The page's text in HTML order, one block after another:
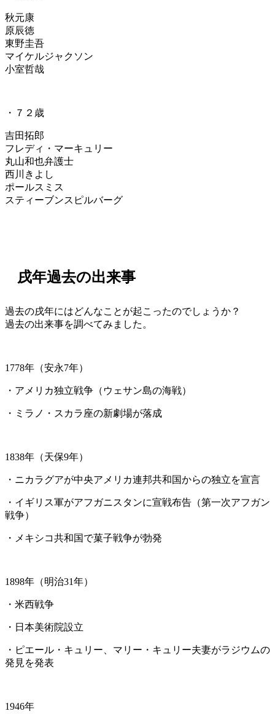
秋元康
原辰徳
東野圭吾
マイケルジャクソン
小室哲哉
・７２歳
吉田拓郎
フレディ・マーキュリー
丸山和也弁護士
西川きよし
ポールスミス
スティーブンスピルバーグ
戌年過去の出来事
過去の戌年にはどんなことが起こったのでしょうか？
過去の出来事を調べてみました。
1778年（安永7年）
・アメリカ独立戦争（ウェサン島の海戦）
・ミラノ・スカラ座の新劇場が落成
1838年（天保9年）
・ニカラグアが中央アメリカ連邦共和国からの独立を宣言
・イギリス軍がアフガニスタンに宣戦布告（第一次アフガン
戦争）
・メキシコ共和国で菓子戦争が勃発
1898年（明治31年）
・米西戦争
・日本美術院設立
・ピエール・キュリー、マリー・キュリー夫妻がラジウムの
発見を発表
1946年